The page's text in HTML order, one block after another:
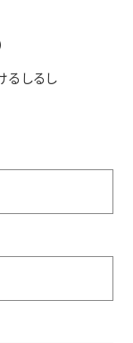
しるし